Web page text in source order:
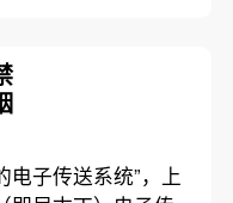
电子传送系统”，上